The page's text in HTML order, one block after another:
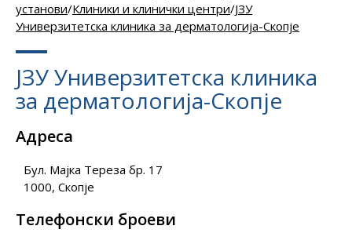
установи/Клиники и клинички центри/ЈЗУ
Универзитетска клиника за дерматологија-Скопје
ЈЗУ Универзитетска клиника
за дерматологија-Скопје
Адреса
Бул. Мајка Тереза бр. 17
1000, Скопје
Телефонски броеви